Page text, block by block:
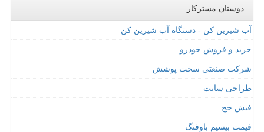
دوستان مسترکار
آب شیرین کن - دستگاه آب شیرین کن
خرید و فروش خودرو
شرکت صنعتی سخت پوشش
طراحی سایت
فیش حج
قیمت بیسیم باوفنگ